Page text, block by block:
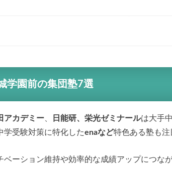
学園前の集団塾7選
アカデミー、 日能研、栄光ゼミナールは大手
学受験対策に特化したenaなど特色ある塾も注
ベーション維持や効率的な成績アップにつな